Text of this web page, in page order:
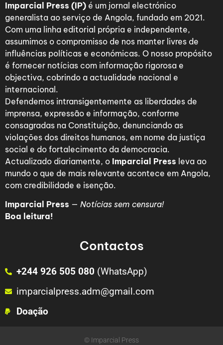
Imparcial Press (IP) é um jornal electrónico
generalista ao serviço de Angola, fundado em 2021.
Com uma linha editorial própria e independente,
assumimos o compromisso de nos manter livres de
influências políticas e económicas. O nosso propósito
é fornecer notícias com informação rigorosa e
objectiva, cobrindo a actualidade nacional e
internacional.
Defendemos intransigentemente as liberdades de
imprensa, expressão e informação, conforme
consagradas na Constituição, denunciando as
violações dos direitos humanos, em nome da justiça
social e do fortalecimento da democracia.
Actualizado diariamente, o Imparcial Press leva ao
mundo o que de mais relevante acontece em Angola,
com credibilidade e isenção.
Imparcial Press — Notícias sem censura!
Boa leitura!
Contactos
+244 926 505 080 (WhatsApp)
imparcialpress.adm@gmail.com
Doação
© Imparcial Press